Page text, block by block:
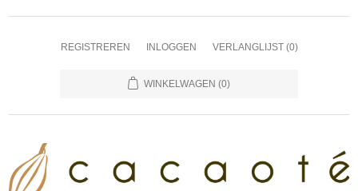
REGISTREREN INLOGGEN VERLANGLIJST (0)
WINKELWAGEN (0)